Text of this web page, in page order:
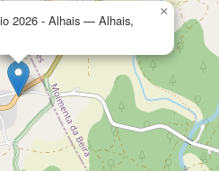
2026 - Alhais — Alhais,
×